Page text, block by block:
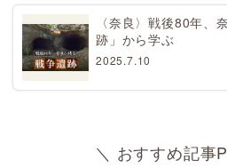
〈奈良〉戦後80年、
跡」から学ぶ
2025.7.10
＼ おすすめ記事